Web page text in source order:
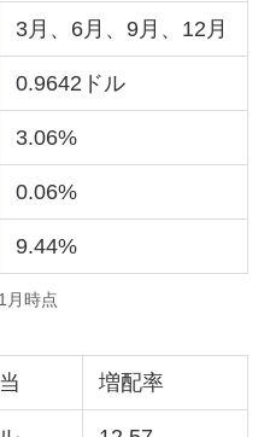
銘柄で構成
本材が主に占めて
れ替えをします(リ
？を見極めるため
3月、6月、9月、12月
0.9642ドル
3.06%
0.06%
9.44%
月時点
増配率